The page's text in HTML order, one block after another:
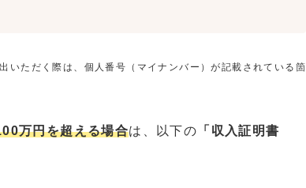
ただく際は、個人番号（マイナンバー）が記載されている箇
万円を超える場合は、以下の 「収入証明書